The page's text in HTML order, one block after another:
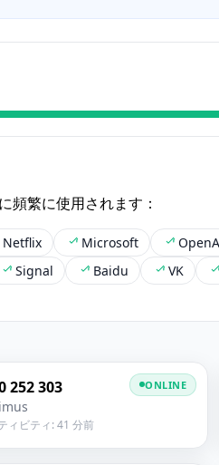
頻繁に使用されます：
Netflix Microsoft
Signal Baidu VK
252 303
ィビティ: 41 分前
ONLINE